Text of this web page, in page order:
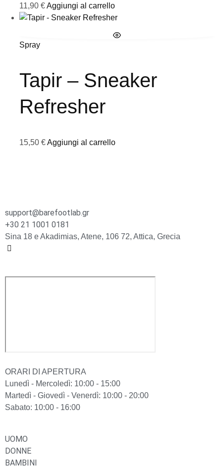
11,90 €Aggiungi al carrello
Spray
Tapir – Sneaker
Refresher
15,50 €Aggiungi al carrello
support@barefootlab.gr
+30 21 1001 0181
Sina 18 e Akadimias, Atene, 106 72, Attica, Grecia
ORARI DI APERTURA
Lunedì - Mercoledì: 10:00 - 15:00
Martedì - Giovedì - Venerdì: 10:00 - 20:00
Sabato: 10:00 - 16:00
UOMO
DONNE
BAMBINI